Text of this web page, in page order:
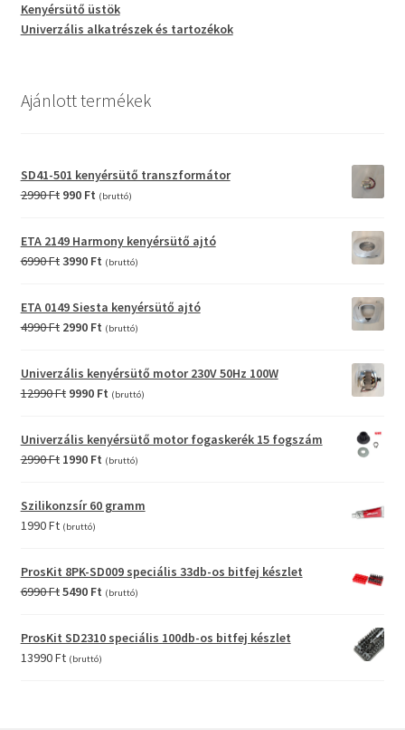
Kenyérsütő üstök
Univerzális alkatrészek és tartozékok
Ajánlott termékek
SD41-501 kenyérsütő transzformátor
2990Ft Original
was:
2990 Ft.
990 FtCurrent
990 Ft.
(bruttó)
ETA 2149 Harmony kenyérsütő ajtó
6990FtOriginal
was:
6990 Ft.
3990 FtCurrent
is:
3990 Ft.
(bruttó)
ETA 0149 Siesta kenyérsütő ajtó
4990Ft Original
was:
4990 Ft.
2990 FtCurrent
2990 Ft.
(bruttó)
Univerzális kenyérsütő motor 230V 50Hz 100W
12990Ft Original
was:
12990 Ft.
9990 FtCurrent
is:
9990 Ft.
(bruttó)
Univerzális kenyérsütő motor fogaskerék 15 fogszám
2990Ft Original
was:
1990 FtCurrent
is:
1990 Ft.
(bruttó)
Szilikonzsír 60 gramm
1990Ft (bruttó)
ProsKit 8PK-SD009 speciális 33db-os bitfej készlet
6990FtOriginal
was:
6990 Ft.
5490 FtCurrent
is:
5490 Ft.
(bruttó)
ProsKit SD2310 speciális 100db-os bitfej készlet
13990Ft (bruttó)